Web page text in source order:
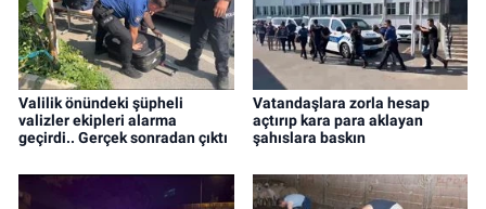
Valilik önündeki şüpheli
valizler ekipleri alarma
geçirdi.. Gerçek sonradan çıktı
Vatandaşlara zorla hesap
açtırıp kara para aklayan
şahıslara baskın